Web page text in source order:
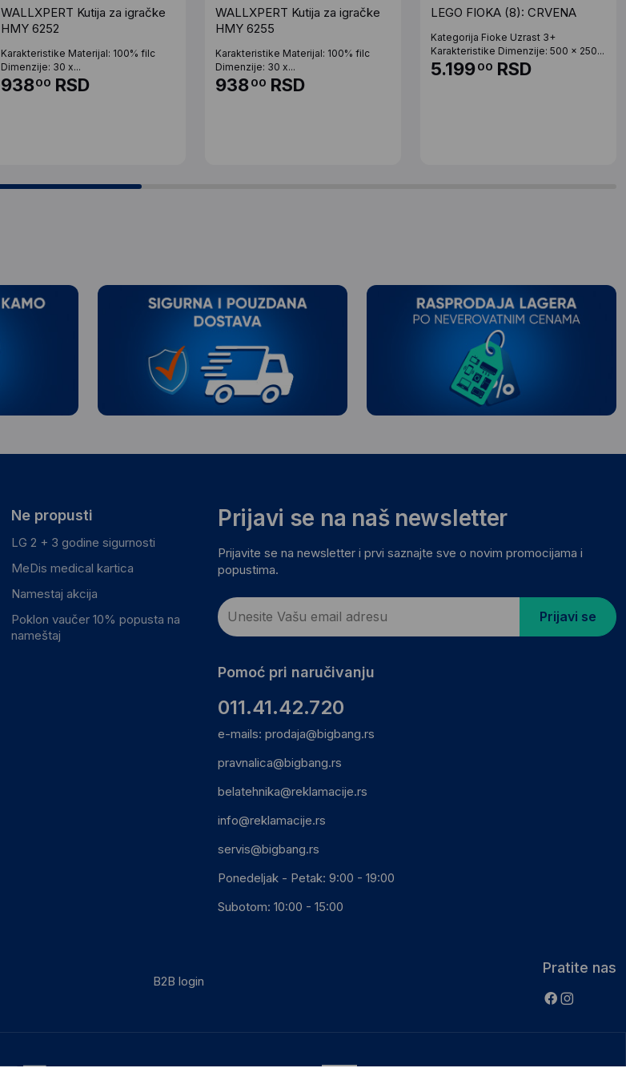
WALLXPERT Kutija za igračke
HMY 6252
Karakteristike Materijal: 100% filc
Dimenzije: 30 x...
93800 RSD
WALLXPERT Kutija za igračke
HMY 6255
Karakteristike Materijal: 100% filc
Dimenzije: 30 x...
93800 RSD
LEGO FIOKA (8): CRVENA
Kategorija Fioke Uzrast 3+
Karakteristike Dimenzije: 500 x 250...
5.19900 RSD
Ne propusti
LG 2 + 3 godine sigurnosti
MeDis medical kartica
Namestaj akcija
Poklon vaučer 10% popusta na
nameštaj
Prijavi se na naš newsletter
Prijavite se na newsletter i prvi saznajte sve o novim promocijama i
popustima.
Prijavi se
Pomoć pri naručivanju
011.41.42.720
e-mails: prodaja@bigbang.rs
pravnalica@bigbang.rs
belatehnika@reklamacije.rs
info@reklamacije.rs
servis@bigbang.rs
Ponedeljak - Petak: 9:00 - 19:00
Subotom: 10:00 - 15:00
B2B login
Pratite nas